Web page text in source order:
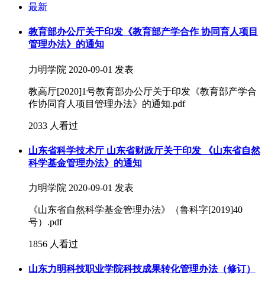
最新
教育部办公厅关于印发《教育部产学合作 协同育人项目
管理办法》的通知
力明学院 2020-09-01 发表
教高厅[2020]1号教育部办公厅关于印发《教育部产学合
作协同育人项目管理办法》的通知.pdf
2033 人看过
山东省科学技术厅 山东省财政厅关于印发 《山东省自然
科学基金管理办法》的通知
力明学院 2020-09-01 发表
《山东省自然科学基金管理办法》（鲁科字[2019]40
号）.pdf
1856 人看过
山东力明科技职业学院科技成果转化管理办法（修订）